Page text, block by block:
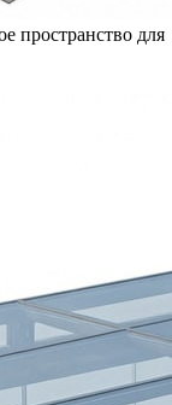
пространство для